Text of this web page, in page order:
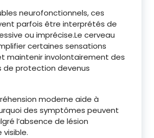
neurofonctionnels, ces
parfois être interprétés de
ou imprécise.Le cerveau
certaines sensations
maintenir involontairement des
de protection devenus
moderne aide à
des symptômes peuvent
l’absence de lésion
visible.